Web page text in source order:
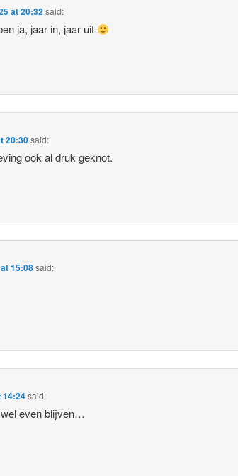
at 20:32said:
ja, jaar in, jaar uit
20:30said:
ook al druk geknot.
15:08said:
14:24said:
even blijven…